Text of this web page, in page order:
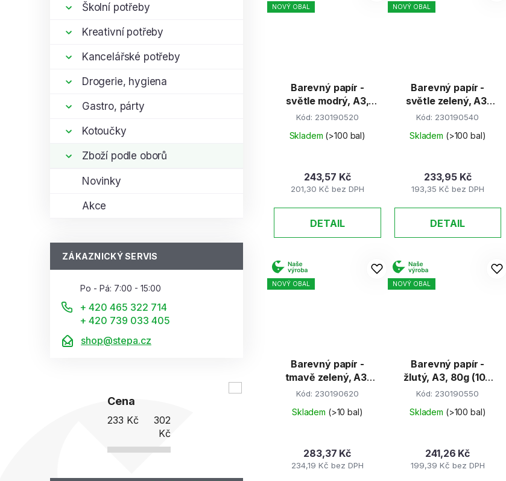
Školní potřeby
Kreativní potřeby
Kancelářské potřeby
Drogerie, hygiena
Gastro, párty
Kotoučky
Zboží podle oborů
Novinky
Akce
ZÁKAZNICKÝ SERVIS
Po - Pá: 7:00 - 15:00
+ 420 465 322 714
+ 420 739 033 405
shop@stepa.cz
Cena
233 Kč
302
Kč
NOVÝ OBAL
Barevný papír -
světle modrý, A3,
80g (100 listů)
Kód: 230190520
Skladem (>100 bal)
201,30 Kč bez DPH
243,57 Kč
DETAIL
NOVÝ OBAL
Barevný papír -
světle zelený, A3,
80g (100 listů)
Kód: 230190540
Skladem (>100 bal)
193,35 Kč bez DPH
233,95 Kč
DETAIL
NOVÝ OBAL
Barevný papír -
tmavě zelený, A3,
80g (100 listů)
Kód: 230190620
Skladem (>10 bal)
234,19 Kč bez DPH
283,37 Kč
NOVÝ OBAL
Barevný papír -
žlutý, A3, 80g (100
listů)
Kód: 230190550
Skladem (>100 bal)
199,39 Kč bez DPH
241,26 Kč